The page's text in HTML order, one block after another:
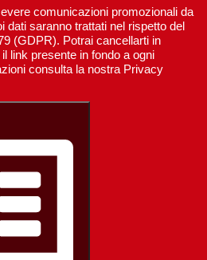
comunicazioni promozionali da
dati saranno trattati nel rispetto del
(GDPR). Potrai cancellarti in
link presente in fondo a ogni
consulta la nostra Privacy